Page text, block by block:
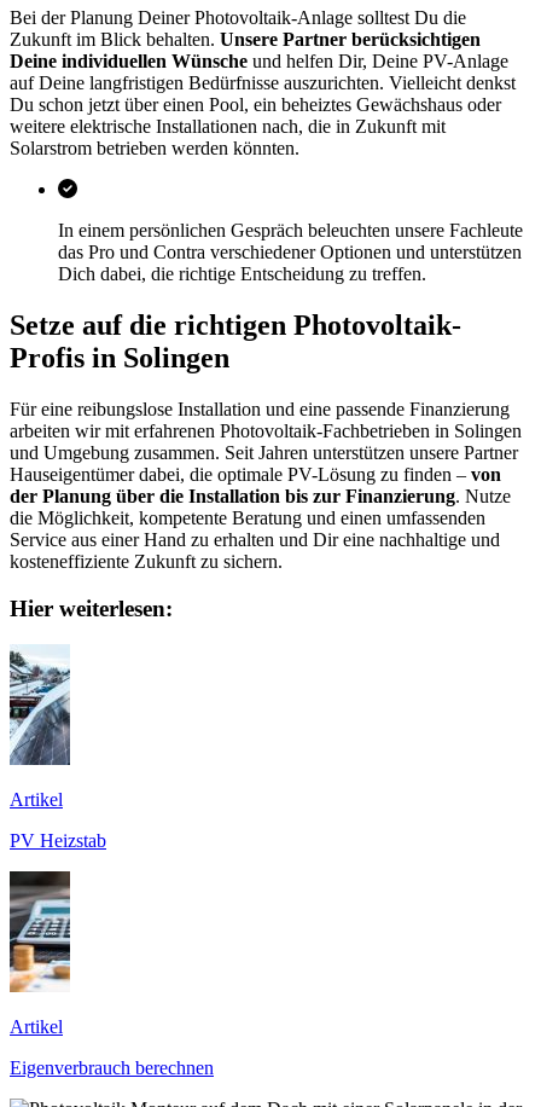
Bei der Planung Deiner Photovoltaik-Anlage solltest Du die
Zukunft im Blick behalten. Unsere Partner berücksichtigen
Deine individuellen Wünsche und helfen Dir, Deine PV-Anlage
auf Deine langfristigen Bedürfnisse auszurichten. Vielleicht denkst
Du schon jetzt über einen Pool, ein beheiztes Gewächshaus oder
weitere elektrische Installationen nach, die in Zukunft mit
Solarstrom betrieben werden könnten.
In einem persönlichen Gespräch beleuchten unsere Fachleute
das Pro und Contra verschiedener Optionen und unterstützen
Dich dabei, die richtige Entscheidung zu treffen.
Setze auf die richtigen Photovoltaik-
Profis in Solingen
Für eine reibungslose Installation und eine passende Finanzierung
arbeiten wir mit erfahrenen Photovoltaik-Fachbetrieben in Solingen
und Umgebung zusammen. Seit Jahren unterstützen unsere Partner
Hauseigentümer dabei, die optimale PV-Lösung zu finden – von
der Planung über die Installation bis zur Finanzierung. Nutze
die Möglichkeit, kompetente Beratung und einen umfassenden
Service aus einer Hand zu erhalten und Dir eine nachhaltige und
kosteneffiziente Zukunft zu sichern.
Hier weiterlesen:
Artikel
PV Heizstab
Artikel
Eigenverbrauch berechnen